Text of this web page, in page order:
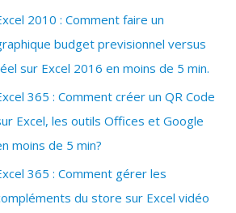
2010 : Comment faire un
budget previsionnel versus
sur Excel 2016 en moins de 5 min.
365 : Comment créer un QR Code
Excel, les outils Offices et Google
moins de 5 min?
365 : Comment gérer les
du store sur Excel vidéo